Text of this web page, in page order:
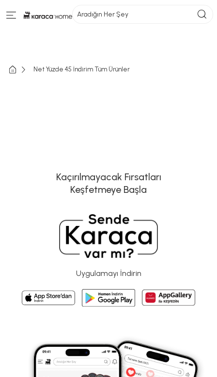
Aradığın Her Şey
Net Yüzde 45 İndirim Tüm Ürünler
Kaçırılmayacak Fırsatları
Keşfetmeye Başla
Uygulamayı İndirin